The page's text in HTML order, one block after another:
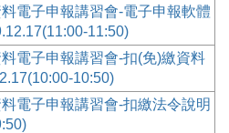
電子申報講習會-電子申報軟體
11:50)
電子申報講習會-扣(免)繳資料
10:50)
電子申報講習會-扣繳法令說明